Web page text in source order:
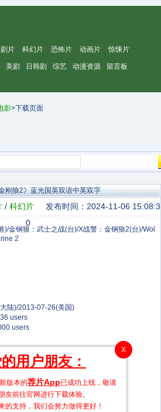
片 科幻片 恐怖片 动画片 惊悚片
美剧 日韩剧 综艺 动漫资源 留言板
影>下载页面
刚狼2》蓝光国英双语中英双字
/ 科幻片
发布时间：2024-11-06 15:08:3
0
狼：武士之战(台)/X战警：金钢狼2(台)/Wol
2
陆)/2013-07-26(美国)
users
users
X
用户朋友：
版本的荐片App已成功上线，敬请
友前往官网进行下载体验。
的支持，我们会努力做得更好！